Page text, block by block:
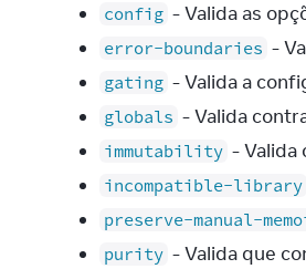
config - Valida as
error-boundaries -
gating - Valida a
globals - Valida
immutability - Valida
incompatible-library
preserve-manual-
purity - Valida que